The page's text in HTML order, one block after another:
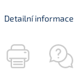
Detailní informace